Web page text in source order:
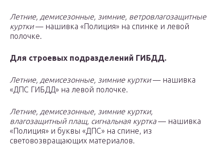
Летние, демисезонные, зимние, ветровлагозащитные
куртки— нашивка «Полиция» на спинке и левой
полочке.
Для строевых подразделений ГИБДД.
Летние, демисезонные, зимние куртки— нашивка
«ДПС ГИБДД» на левой полочке.
Летние, демисезонные, зимние куртки,
влагозащитный плащ, сигнальная куртка— нашивка
«Полиция» и буквы «ДПС» на спине, из
световозвращающих материалов.